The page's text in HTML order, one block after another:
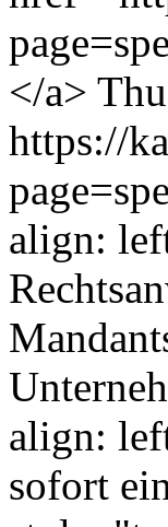
</a>
https://
align:
align:
sofort